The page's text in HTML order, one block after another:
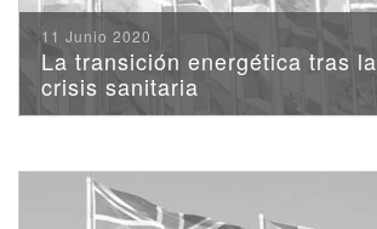
11 Junio 2020
La transición energética tras la
crisis sanitaria